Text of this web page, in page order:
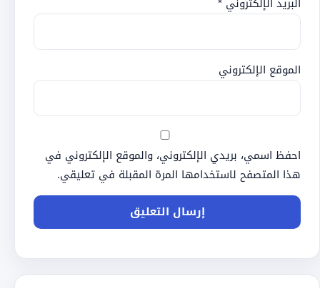
الموقع الإلكتروني
احفظ اسمي، بريدي الإلكتروني، والموقع الإلكتروني في
هذا المتصفح لاستخدامها المرة المقبلة في تعليقي.